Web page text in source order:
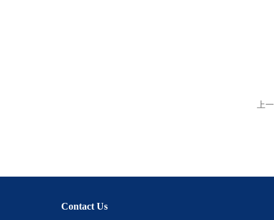
上
Contact Us